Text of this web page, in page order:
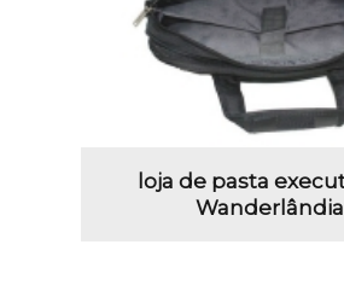
loja de pasta
Wanderlândia